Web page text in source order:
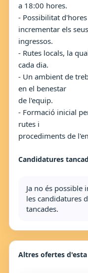
a 18:00 hores.
- Possibilitat
incrementar els seus
ingressos.
- Rutes locals, la
cada dia.
- Un ambient de
en el benestar
de l'equip.
- Formació inicial
rutes i
procediments de
Candidatures
Ja no és possible
les candidatures
tancades.
Altres ofertes